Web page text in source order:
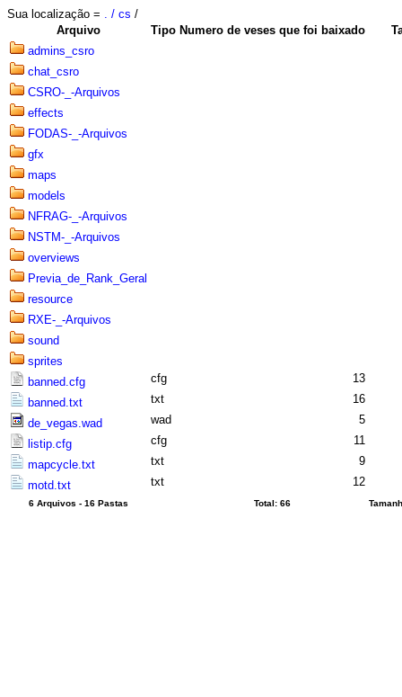
Sua localização = . / cs /
Arquivo
Tipo Numero de veses que foi baixado
admins_csro
chat_csro
CSRO-_-Arquivos
effects
FODAS-_-Arquivos
gfx
maps
models
NFRAG-_-Arquivos
NSTM-_-Arquivos
overviews
Previa_de_Rank_Geral
resource
RXE-_-Arquivos
sound
sprites
banned.cfg
cfg
13
banned.txt
txt
16
de_vegas.wad
wad
5
listip.cfg
cfg
11
mapcycle.txt
txt
9
motd.txt
txt 12
6 Arquivos - 16 Pastas Total: 66